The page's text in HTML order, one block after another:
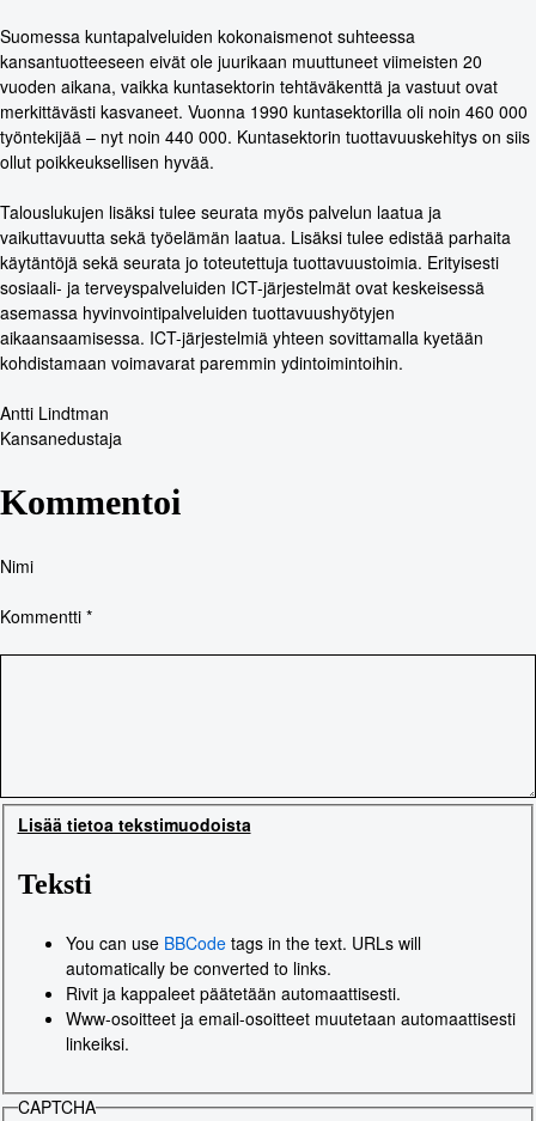
Suomessa kuntapalveluiden kokonaismenot suhteessa
kansantuotteeseen eivät ole juurikaan muuttuneet viimeisten 20
vuoden aikana, vaikka kuntasektorin tehtäväkenttä ja vastuut ovat
merkittävästi kasvaneet. Vuonna 1990 kuntasektorilla oli noin 460 000
työntekijää – nyt noin 440 000. Kuntasektorin tuottavuuskehitys on siis
ollut poikkeuksellisen hyvää.
Talouslukujen lisäksi tulee seurata myös palvelun laatua ja
vaikuttavuutta sekä työelämän laatua. Lisäksi tulee edistää parhaita
käytäntöjä sekä seurata jo toteutettuja tuottavuustoimia. Erityisesti
sosiaali- ja terveyspalveluiden ICT-järjestelmät ovat keskeisessä
asemassa hyvinvointipalveluiden tuottavuushyötyjen
aikaansaamisessa. ICT-järjestelmiä yhteen sovittamalla kyetään
kohdistamaan voimavarat paremmin ydintoimintoihin.
Antti Lindtman
Kansanedustaja
Kommentoi
Nimi
Kommentti *
Lisää tietoa tekstimuodoista
Teksti
You can use BBCodetags in the text. URLs will
automatically be converted to links.
Rivit ja kappaleet päätetään automaattisesti.
Www-osoitteet ja email-osoitteet muutetaan automaattisesti
linkeiksi.
CAPTCHA